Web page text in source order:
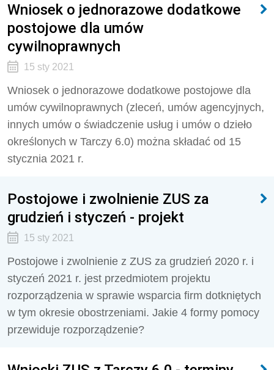
Wniosek o jednorazowe dodatkowe
postojowe dla umów
cywilnoprawnych
15 sty 2021
Wniosek o jednorazowe dodatkowe postojowe dla
umów cywilnoprawnych (zleceń, umów agencyjnych,
innych umów o świadczenie usług i umów o dzieło
określonych w Tarczy 6.0) można składać od 15
stycznia 2021 r.
Postojowe i zwolnienie ZUS za
grudzień i styczeń - projekt
15 sty 2021
Postojowe i zwolnienie z ZUS za grudzień 2020 r. i
styczeń 2021 r. jest przedmiotem projektu
rozporządzenia w sprawie wsparcia firm dotkniętych
w tym okresie obostrzeniami. Jakie 4 formy pomocy
przewiduje rozporządzenie?